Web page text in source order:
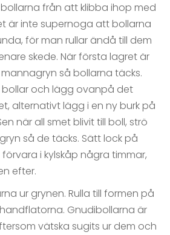
från att klibba ihop med
är inte supernoga att bollarna
för man rullar ändå till dem
skede. När första lagret är
så bollarna täcks.
bollar och lägg ovanpå det
alternativt lägg i en ny burk på
när all smet blivit till boll, strö
så de täcks. Sätt lock på
i kylskåp några timmar,
efter.
ur grynen. Rulla till formen på
Gnudibollarna är
vätska sugits ur dem och